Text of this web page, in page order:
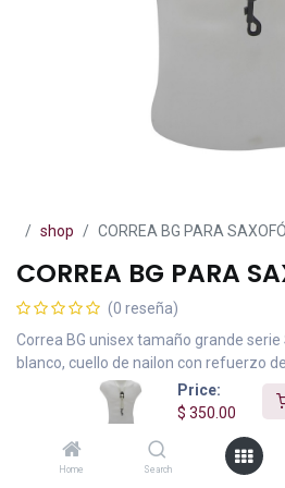
Price:
$ 350.00
Home Search
shop CORREA BG PARA
CORREA BG PARA
(0 reseña)
Correa BG unisex tamaño grande serie
blanco, cuello de nailon con refuerzo
antiderrapante y gancho mosquetón
saxofones alto y tenor.
350.00 IVA incluido